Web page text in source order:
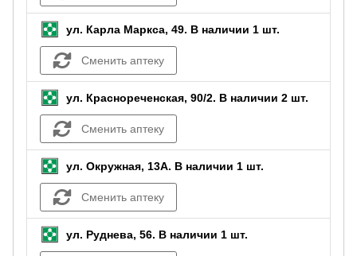
ул. Карла Маркса, 49. В наличии 1 шт.
Сменить аптеку
ул. Краснореченская, 90/2. В наличии 2 шт.
Сменить аптеку
ул. Окружная, 13А. В наличии 1 шт.
Сменить аптеку
ул. Руднева, 56. В наличии 1 шт.